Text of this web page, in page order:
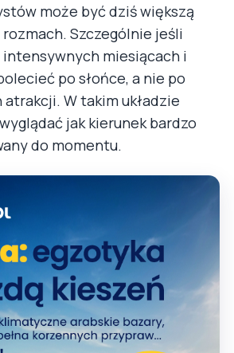
może być dziś większą
Szczególnie jeśli
miesiącach i
po słońce, a nie po
W takim układzie
jak kierunek bardzo
do momentu.